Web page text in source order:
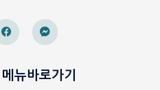
뉴바로가기